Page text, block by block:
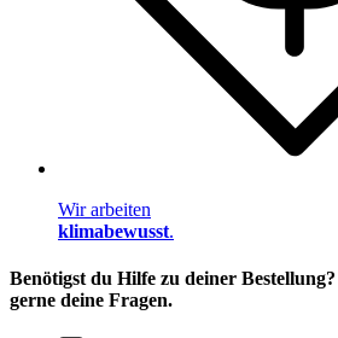
Wir arbeiten
klimabewusst.
Benötigst du Hilfe zu deiner
gerne deine Fragen.